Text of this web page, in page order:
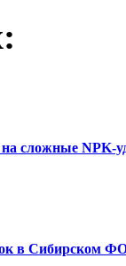
сложные NPK-
в Сибирском